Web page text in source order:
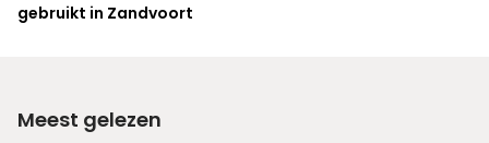
gebruikt in Zandvoort
Meest gelezen